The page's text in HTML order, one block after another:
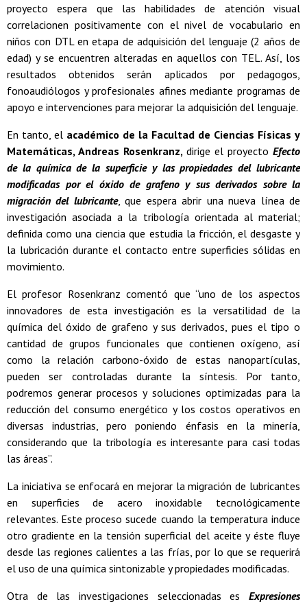
proyecto espera que las habilidades de atención visual
correlacionen positivamente con el nivel de vocabulario en
niños con DTL en etapa de adquisición del lenguaje (2 años de
edad) y se encuentren alteradas en aquellos con TEL. Así, los
resultados obtenidos serán aplicados por pedagogos,
fonoaudiólogos y profesionales afines mediante programas de
apoyo e intervenciones para mejorar la adquisición del lenguaje.
En tanto, el académico de la Facultad de Ciencias Físicas y
Matemáticas, Andreas Rosenkranz, dirige el proyecto Efecto
de la química de la superficie y las propiedades del lubricante
modificadas por el óxido de grafeno y sus derivados sobre la
migración del lubricante, que espera abrir una nueva línea de
investigación asociada a la tribología orientada al material;
definida como una ciencia que estudia la fricción, el desgaste y
la lubricación durante el contacto entre superficies sólidas en
movimiento.
El profesor Rosenkranz comentó que “uno de los aspectos
innovadores de esta investigación es la versatilidad de la
química del óxido de grafeno y sus derivados, pues el tipo o
cantidad de grupos funcionales que contienen oxígeno, así
como la relación carbono-óxido de estas nanopartículas,
pueden ser controladas durante la síntesis. Por tanto,
podremos generar procesos y soluciones optimizadas para la
reducción del consumo energético y los costos operativos en
diversas industrias, pero poniendo énfasis en la minería,
considerando que la tribología es interesante para casi todas
las áreas”.
La iniciativa se enfocará en mejorar la migración de lubricantes
en superficies de acero inoxidable tecnológicamente
relevantes. Este proceso sucede cuando la temperatura induce
otro gradiente en la tensión superficial del aceite y éste fluye
desde las regiones calientes a las frías, por lo que se requerirá
el uso de una química sintonizable y propiedades modificadas.
Otra de las investigaciones seleccionadas es Expresiones